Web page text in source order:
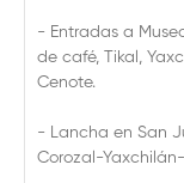
- Entradas a
de café, Tikal,
Cenote.
- Lancha en San
Corozal-